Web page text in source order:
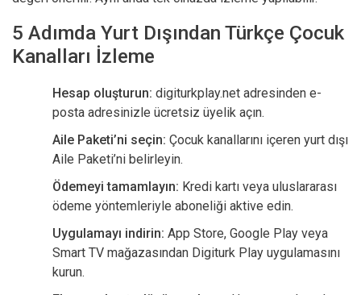
5 Adımda Yurt Dışından Türkçe Çocuk
Kanalları İzleme
Hesap oluşturun: digiturkplay.net adresinden e-
posta adresinizle ücretsiz üyelik açın.
Aile Paketi’ni seçin: Çocuk kanallarını içeren yurt dışı
Aile Paketi’ni belirleyin.
Ödemeyi tamamlayın: Kredi kartı veya uluslararası
ödeme yöntemleriyle aboneliği aktive edin.
Uygulamayı indirin: App Store, Google Play veya
Smart TV mağazasından Digiturk Play uygulamasını
kurun.